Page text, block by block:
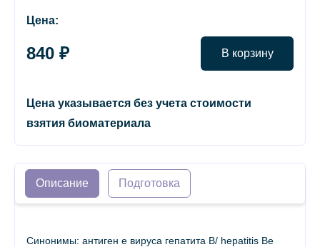
Цена:
840 ₽ В корзину
Цена указывается без учета стоимости
взятия биоматериала
Описание Подготовка
Синонимы: антиген е вируса гепатита В/ hepatitis Be